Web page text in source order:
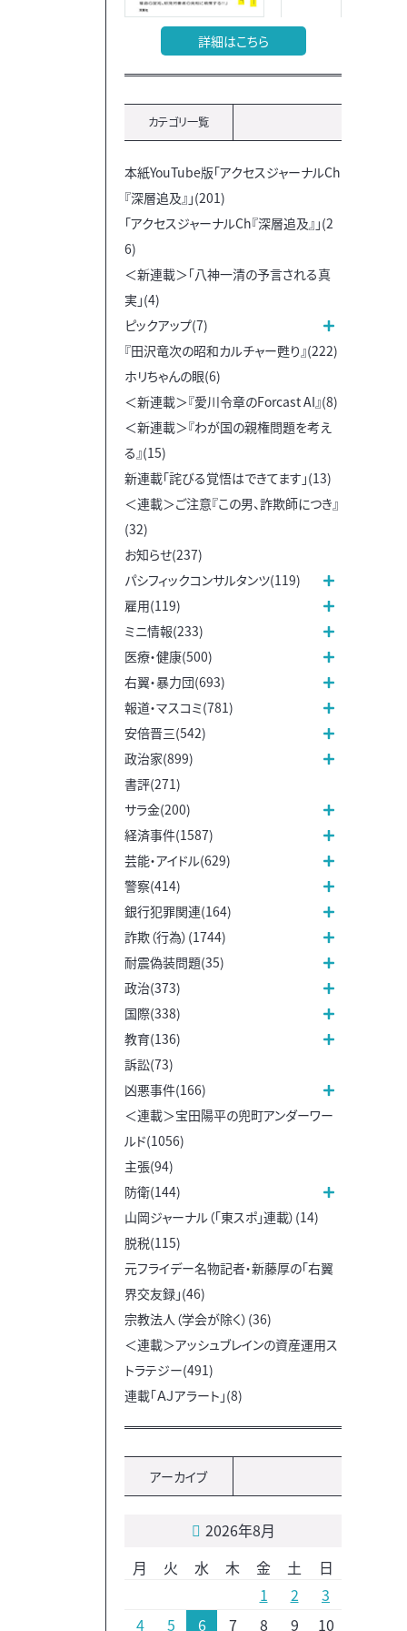
詳細はこちら
カテゴリ一覧
本紙YouTube版「アクセスジャーナルCh
『深層追及』」(201)
「アクセスジャーナルCh『深層追及』」(2
6)
＜新連載＞「八神一清の予言される真
実」(4)
ピックアップ(7)
『田沢竜次の昭和カルチャー甦り』(222)
ホリちゃんの眼(6)
＜新連載＞『愛川令章のForcast AI』(8)
＜新連載＞『わが国の親権問題を考え
る』(15)
新連載「詫びる覚悟はできてます」(13)
＜連載＞ご注意『この男、詐欺師につき』
(32)
お知らせ(237)
パシフィックコンサルタンツ(119)
雇用(119)
ミニ情報(233)
医療・健康(500)
右翼・暴力団(693)
報道・マスコミ(781)
安倍晋三(542)
政治家(899)
書評(271)
サラ金(200)
経済事件(1587)
芸能・アイドル(629)
警察(414)
銀行犯罪関連(164)
詐欺（行為）(1744)
耐震偽装問題(35)
政治(373)
国際(338)
教育(136)
訴訟(73)
凶悪事件(166)
＜連載＞宝田陽平の兜町アンダーワー
ルド(1056)
主張(94)
防衛(144)
山岡ジャーナル（「東スポ」連載）(14)
脱税(115)
元フライデー名物記者・新藤厚の「右翼
界交友録」(46)
宗教法人（学会が除く）(36)
＜連載＞アッシュブレインの資産運用ス
トラテジー(491)
連載「ＡＪアラート」(8)
アーカイブ
2026年8月
月
火 水 木 金 土
日
1
2
3
4
5 6 7 8 9 10